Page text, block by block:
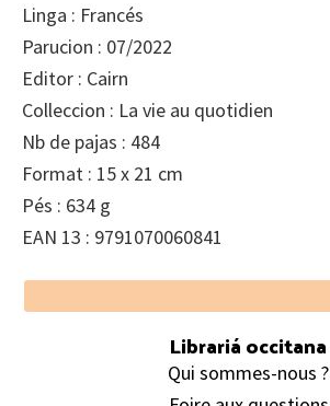
Linga : Francés
Parucion : 07/2022
Editor : Cairn
Colleccion : La vie au quotidien
Nb de pajas : 484
Format : 15 x 21 cm
Pés : 634 g
EAN 13 : 9791070060841
Footer
Librariá occitana
Qui sommes-nous ?